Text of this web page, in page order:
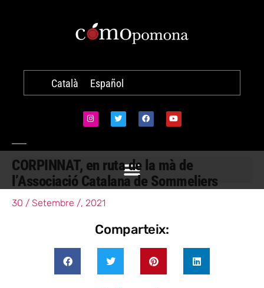
Català Español
CORPINNAT, en ruta de la mà de
l’Associació Catalana de Sommeliers
30 / Setembre /, 2021
Comparteix: